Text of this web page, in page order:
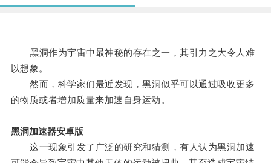
黑洞作为宇宙中最神秘的存在之一，其引力之大令人难
以想象。
然而，科学家们最近发现，黑洞似乎可以通过吸收更多
的物质或者增加质量来加速自身运动。
黑洞加速器安卓版
这一现象引发了广泛的研究和猜测，有人认为黑洞加速